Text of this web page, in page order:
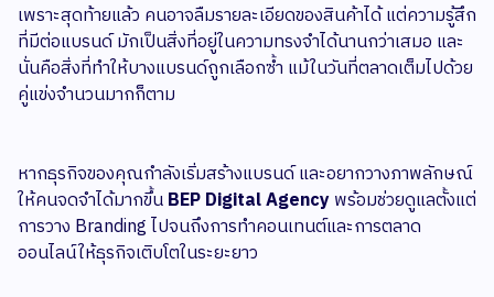
เพราะสุดท้ายแล้ว คนอาจลืมรายละเอียดของสินค้าได้ แต่ความรู้สึก
ที่มีต่อแบรนด์ มักเป็นสิ่งที่อยู่ในความทรงจำได้นานกว่าเสมอ และ
นั่นคือสิ่งที่ทำให้บางแบรนด์ถูกเลือกซ้ำ แม้ในวันที่ตลาดเต็มไปด้วย
คู่แข่งจำนวนมากก็ตาม
หากธุรกิจของคุณกำลังเริ่มสร้างแบรนด์ และอยากวางภาพลักษณ์
ให้คนจดจำได้มากขึ้นBEP Digital Agencyพร้อมช่วยดูแลตั้งแต่
การวาง Branding ไปจนถึงการทำคอนเทนต์และการตลาด
ออนไลน์ให้ธุรกิจเติบโตในระยะยาว